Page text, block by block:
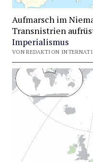
Aufmarsch im
Transnistrien
Imperialismus
VON REDAKTION